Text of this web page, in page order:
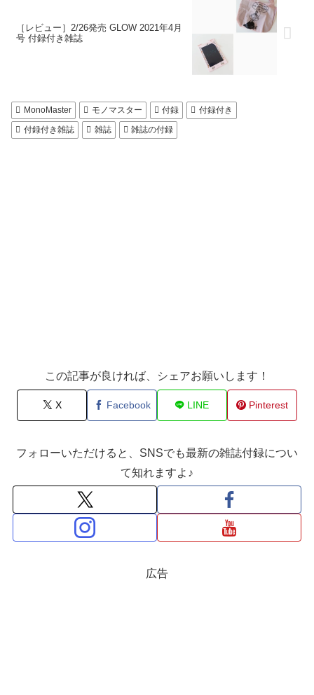
［レビュー］2/26発売 GLOW 2021年4月
号 付録付き雑誌
MonoMaster モノマスター 付録
付録付き
付録付き雑誌
雑誌 雑誌の付録
この記事が良ければ、シェアお願いします！
X Facebook LINE Pinterest
フォローいただけると、SNSでも最新の雑誌付録につい
て知れますよ♪
広告